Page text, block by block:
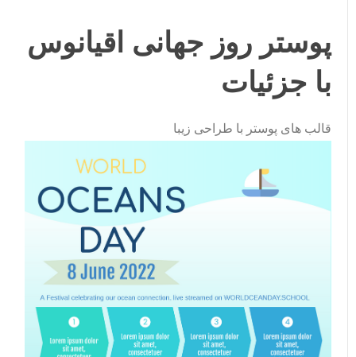
پوستر روز جهانی اقیانوس
با جزئیات
قالب های پوستر با طراحی زیبا